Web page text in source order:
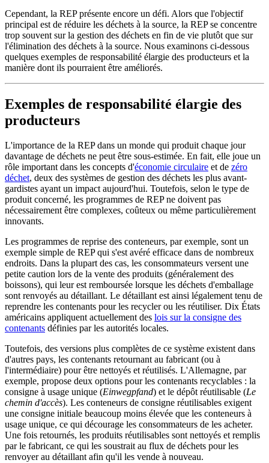
Cependant, la REP présente encore un défi. Alors que l'objectif
principal est de réduire les déchets à la source, la REP se concentre
trop souvent sur la gestion des déchets en fin de vie plutôt que sur
l'élimination des déchets à la source. Nous examinons ci-dessous
quelques exemples de responsabilité élargie des producteurs et la
manière dont ils pourraient être améliorés.
Exemples de responsabilité élargie des
producteurs
L'importance de la REP dans un monde qui produit chaque jour
davantage de déchets ne peut être sous-estimée. En fait, elle joue un
rôle important dans les concepts d'économie circulaire et de zéro
déchet, deux des systèmes de gestion des déchets les plus avant-
gardistes ayant un impact aujourd'hui. Toutefois, selon le type de
produit concerné, les programmes de REP ne doivent pas
nécessairement être complexes, coûteux ou même particulièrement
innovants.
Les programmes de reprise des conteneurs, par exemple, sont un
exemple simple de REP qui s'est avéré efficace dans de nombreux
endroits. Dans la plupart des cas, les consommateurs versent une
petite caution lors de la vente des produits (généralement des
boissons), qui leur est remboursée lorsque les déchets d'emballage
sont renvoyés au détaillant. Le détaillant est ainsi légalement tenu de
reprendre les contenants pour les recycler ou les réutiliser. Dix États
américains appliquent actuellement des lois sur la consigne des
contenants définies par les autorités locales.
Toutefois, des versions plus complètes de ce système existent dans
d'autres pays, les contenants retournant au fabricant (ou à
l'intermédiaire) pour être nettoyés et réutilisés. L'Allemagne, par
exemple, propose deux options pour les contenants recyclables : la
consigne à usage unique (Einwegpfand) et le dépôt réutilisable (Le
chemin d'accès). Les conteneurs de consigne réutilisables exigent
une consigne initiale beaucoup moins élevée que les conteneurs à
usage unique, ce qui décourage les consommateurs de les acheter.
Une fois retournés, les produits réutilisables sont nettoyés et remplis
par le fabricant, ce qui les soustrait au flux de déchets pour les
renvoyer au détaillant afin qu'il les vende à nouveau.